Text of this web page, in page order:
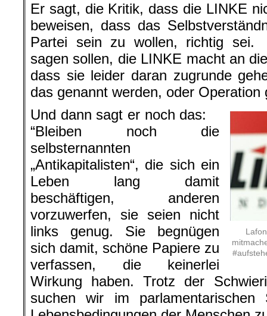
Er sagt, die Kritik, dass die LINKE
beweisen, dass das
Partei sein zu wollen, richtig sei.
sagen sollen, die LINKE macht an
dass sie leider daran zugrunde
das genannt werden, oder
Und dann sagt er noch das:
“Bleiben noch die
selbsternannten
„Antikapitalisten“, die sich ein
Leben lang damit
beschäftigen, anderen
vorzuwerfen, sie seien nicht
links genug. Sie begnügen
sich damit, schöne Papiere zu
verfassen, die keinerlei
Wirkung haben. Trotz der
suchen wir im